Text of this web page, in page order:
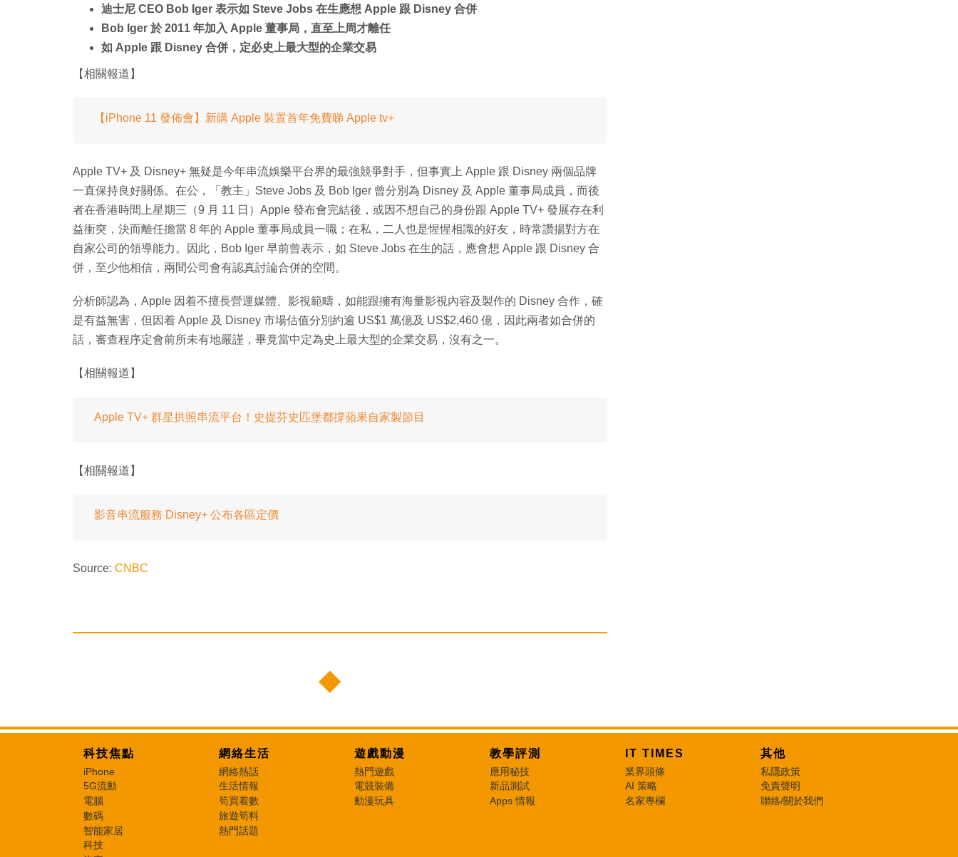
迪士尼 CEO Bob Iger 表示如 Steve Jobs 在生應想 Apple 跟 Disney 合併
Bob Iger 於 2011 年加入 Apple 董事局，直至上周才離任
如 Apple 跟 Disney 合併，定必史上最大型的企業交易
【相關報道】
【iPhone 11 發佈會】新購 Apple 裝置首年免費睇 Apple tv+
Apple TV+ 及 Disney+ 無疑是今年串流娛樂平台界的最強競爭對手，但事實上 Apple 跟 Disney 兩個品牌
一直保持良好關係。在公，「教主」Steve Jobs 及 Bob Iger 曾分別為 Disney 及 Apple 董事局成員，而後
者在香港時間上星期三（9 月 11 日）Apple 發布會完結後，或因不想自己的身份跟 Apple TV+ 發展存在利
益衝突，決而離任擔當 8 年的 Apple 董事局成員一職；在私，二人也是惺惺相識的好友，時常讚揚對方在
自家公司的領導能力。因此，Bob Iger 早前曾表示，如 Steve Jobs 在生的話，應會想 Apple 跟 Disney 合
併，至少他相信，兩間公司會有認真討論合併的空間。
分析師認為，Apple 因着不擅長營運媒體、影視範疇，如能跟擁有海量影視內容及製作的 Disney 合作，確
是有益無害，但因着 Apple 及 Disney 市場估值分別約逾 US$1 萬億及 US$2,460 億，因此兩者如合併的
話，審查程序定會前所未有地嚴謹，畢竟當中定為史上最大型的企業交易，沒有之一。
【相關報道】
Apple TV+ 群星拱照串流平台！史提芬史匹堡都撐蘋果自家製節目
【相關報道】
影音串流服務 Disney+ 公布各區定價
Source: CNBC
科技焦點
iPhone
5G流動
電腦
數碼
智能家居
科技
網絡生活
網絡熱話
生活情報
筍買着數
旅遊筍料
熱門話題
遊戲動漫
熱門遊戲
電競裝備
動漫玩具
教學評測
應用秘技
新品測試
Apps 情報
IT TIMES
業界頭條
AI 策略
名家專欄
其他
私隱政策
免責聲明
聯絡/關於我們